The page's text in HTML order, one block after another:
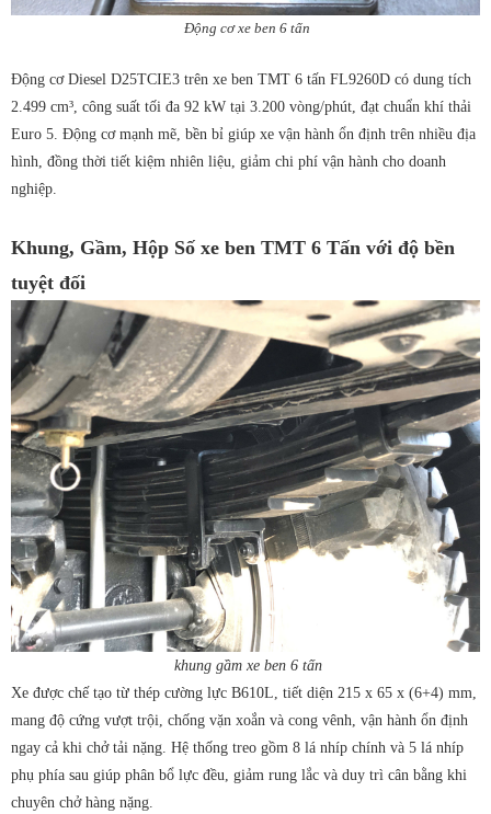
Động cơ xe ben 6 tấn
Động cơ Diesel D25TCIE3 trên xe ben TMT 6 tấn FL9260D có dung tích
2.499 cm³, công suất tối đa 92 kW tại 3.200 vòng/phút, đạt chuẩn khí thải
Euro 5. Động cơ mạnh mẽ, bền bỉ giúp xe vận hành ổn định trên nhiều địa
hình, đồng thời tiết kiệm nhiên liệu, giảm chi phí vận hành cho doanh
nghiệp.
Khung, Gầm, Hộp Số xe ben TMT 6 Tấn với độ bền
tuyệt đối
khung gầm xe ben 6 tấn
Xe được chế tạo từ thép cường lực B610L, tiết diện 215 x 65 x (6+4) mm,
mang độ cứng vượt trội, chống vặn xoắn và cong vênh, vận hành ổn định
ngay cả khi chở tải nặng. Hệ thống treo gồm 8 lá nhíp chính và 5 lá nhíp
phụ phía sau giúp phân bổ lực đều, giảm rung lắc và duy trì cân bằng khi
chuyên chở hàng nặng.